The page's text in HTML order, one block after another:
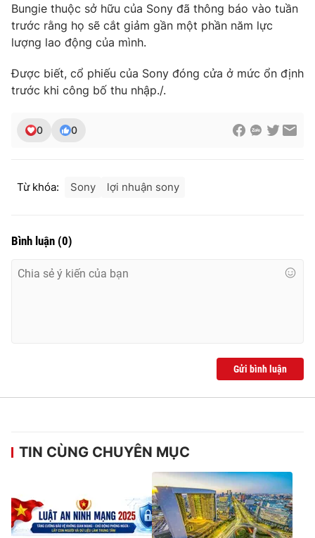
Emagazine Podcast
Video Shorts video
VTV Money
VTV Sức khoẻ
Cơ quan chủ quản:Đài Truyền hình Việt Nam
Bungie thuộc sở hữu của Sony đã thông báo vào tuần
trước rằng họ sẽ cắt giảm gần một phần năm lực
lượng lao động của mình.
Được biết, cổ phiếu của Sony đóng cửa ở mức ổn định
trước khi công bố thu nhập./.
0 0
Từ khóa: Sony lợi nhuận sony
Bình luận (0)
Gửi bình luận
TIN CÙNG CHUYÊN MỤC